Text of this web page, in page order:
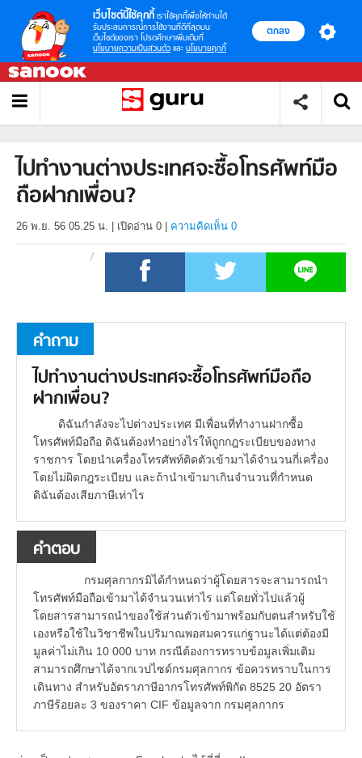
เว็บไซต์นี้ใช้คุกกี้ เราใช้คุกกี้เพื่อให้ท่านได้
รับประสบการณ์การใช้งานที่ดีที่สุดบน
เว็บไซต์ของเรา โปรดศึกษาเพิ่มเติมที่
นโยบายความเป็นส่วนตัว และ นโยบายคุกกี้
ตกลง
ไปทำงานต่างประเทศจะซื้อโทรศัพท์มือ
ถือฝากเพื่อน?
26 พ.ย. 56 05.25 น. เปิดอ่าน 0 ความคิดเห็น 0
คำถาม
ไปทำงานต่างประเทศจะซื้อโทรศัพท์มือถือ
ฝากเพื่อน?
ดิฉันกำลังจะไปต่างประเทศ มีเพื่อนที่ทำงานฝากซื้อ
โทรศัพท์มือถือ ดิฉันต้องทำอย่างไรให้ถูกกฎระเบียบของทาง
ราชการ โดยนำเครื่องโทรศัพท์ติดตัวเข้ามาได้จำนวนกี่เครื่อง
โดยไม่ผิดกฎระเบียบ และถ้านำเข้ามาเกินจำนวนที่กำหนด
ดิฉันต้องเสียภาษีเท่าไร
คำตอบ
กรมศุลกากรมิได้กำหนดว่าผู้โดยสารจะสามารถนำ
โทรศัพท์มือถือเข้ามาได้จำนวนเท่าไร แต่โดยทั่วไปแล้วผู้
โดยสารสามารถนำของใช้ส่วนตัวเข้ามาพร้อมกับตนสำหรับใช้
เองหรือใช้ในวิชาชีพในปริมาณพอสมควรแก่ฐานะได้แต่ต้องมี
มูลค่าไม่เกิน 10 000 บาท กรณีต้องการทราบข้อมูลเพิ่มเติม
สามารถศึกษาได้จากเวปไซด์กรมศุลกากร ข้อควรทราบในการ
เดินทาง สำหรับอัตราภาษีอากรโทรศัพท์พิกัด 8525 20 อัตรา
ภาษีร้อยละ 3 ของราคา CIF ข้อมูลจาก กรมศุลกากร